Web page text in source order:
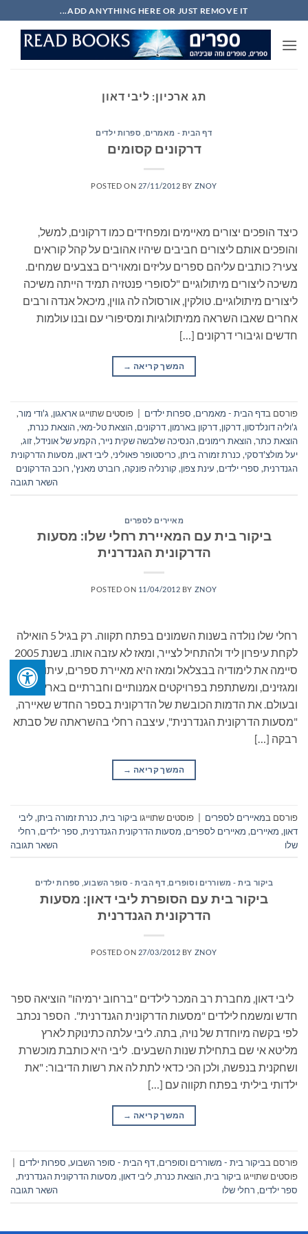
to
content
ADD ANYTHING HERE OR JUST REMOVE IT...
תג ארכיון: ליבי דאון
דף הבית - מאמרים ספרות ילדים
דרקונים קסומים
POSTED ON 27/11/2012 BY ZNOY
כיצד הופכים יצורים מאיימים ומפחידים כמו דרקונים, למשל,
והופכים אותם ליצורים חביבים שיהיו אהובים על קהל קוראים
צעיר? כותבים עליהם ספרים עליזים ומאוירים בצבעים שמחים.
משיכה ליצורים מיתולוגיים "לסופרי פנטזיה תמיד הייתה משיכה
ליצורים מיתולוגיים. טולקין, אורסולה לה גווין, מיכאל אנדה ורבים
אחרים שאבו השראה ממיתולוגיות ומסיפורי עם ובנו עולמות
חדשים וגיבורי דרקונים […]
המשך קריאה →
פורסם בדף הבית - מאמרים, ספרות ילדים פוסטים שתוייגו אראגון, ג'ודי מור,
ג'וליה דונלדסון,דרקון,דרקון בארמון,דרקונים,הוצאת טל-מאי,הוצאת כנרת,
הוצאת כתר,הוצאת רימונים,הנסיכה שלבשה שקית נייר,הקמע של אונידל,זוג,
יעל מולצ'דסקי, כנרת זמורה ביתן, כריסטופר פאוליני,ליבי דאון, מסעות הדרקונית
הגנדרנית, ספרי ילדים, עינת צפון, קורנליה פונקה, רוברט מאנץ', רוכב הדרקונים
השאר תגובה
מאיירים לספרים
ביקור בית עם המאיירת רחלי שלו: מסעות
הדרקונית הגנדרנית
POSTED ON 11/04/2012 BY ZNOY
רחלי שלו נולדה בשנות השמונים בפתח תקווה. רק בגיל 5 הואילה
לקחת עיפרון ליד ולהתחיל לצייר, ומאז לא עזבה אותו. בשנת 2005
סיימה את לימודיה בבצלאל ומאז היא מאיירת ספרים, עיתונים
ומגזינים, ומשתתפת בפרויקטים אמנותיים וחברתיים בארץ
ובעולם. את הדמות הכובשת של הדרקונית בספר החדש שאיירה,
"מסעות הדרקונית הגנדרנית", עיצבה רחלי בהשראתה של סבתא
רבקה […]
המשך קריאה →
פורסם במאיירים לספרים פוסטים שתוייגו ביקור בית, כנרת זמורה ביתן,ליבי
דאון, מאיירים, מאיירים לספרים, מסעות הדרקונית הגנדרנית, ספר ילדים, רחלי
שלו
השאר תגובה
ביקור בית - משוררים וסופרים דף הבית - סופר השבוע ספרות ילדים
ביקור בית עם הסופרת ליבי דאון: מסעות
הדרקונית הגנדרנית
POSTED ON 27/03/2012 BY ZNOY
ליבי דאון, מחברת רב המכר לילדים "ברחוב ירמיהו" הוציאה ספר
חדש ומשמח לילדים "מסעות הדרקונית הגנדרנית". הספר נכתב
לפי בקשה מיוחדת של נויה, בתה. ליבי עלתה כתינוקת לארץ
מליטא אי שם בתחילת שנות השבעים. ליבי היא כותבת מוכשרת
ושחקנית בנפשה, ולכן הכי כדאי לתת לה את רשות הדיבור: "את
ילדותי ביליתי בפתח תקווה עם […]
המשך קריאה →
פורסם בביקור בית - משוררים וסופרים,דף הבית - סופר השבוע, ספרות ילדים
פוסטים שתוייגו ביקור בית,הוצאת כנרת,ליבי דאון, מסעות הדרקונית הגנדרנית,
ספר ילדים, רחלי שלו השאר תגובה